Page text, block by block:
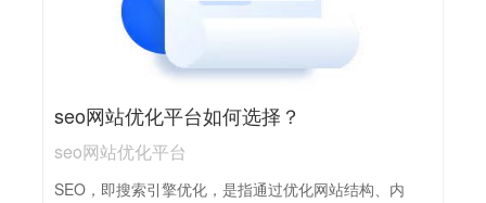
seo网站优化平台如何选择？
seo网站优化平台
SEO，即搜索引擎优化，是指通过优化网站结构、内